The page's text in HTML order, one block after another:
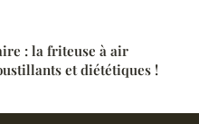
: la friteuse à air
et diététiques !